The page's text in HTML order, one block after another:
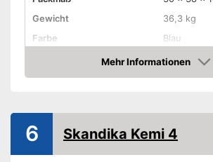
Gewicht
36,3 kg
Farbe
Blau
Anzahl Personen
12
Anzahl Kabinen
3
Anzahl Eingänge
2
Material Überzelt
Polyester
Material Innenzelt
Polyester
Mehr Informationen
Amazon
6 Skandika Kemi 4